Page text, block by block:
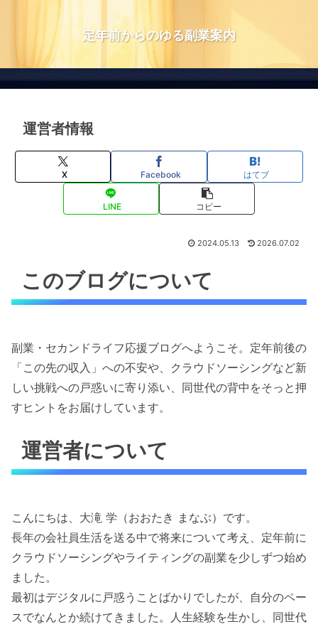
定年前からのゆる副業案内
運営者情報
X Facebook はてブ
LINE コピー
2024.05.13 2026.07.02
このブログについて
副業・セカンドライフ応援ブログへようこそ。定年前後の
「この先の収入」への不安や、クラウドソーシングなど新
しい挑戦への戸惑いに寄り添い、同世代の背中をそっと押
すヒントをお届けしています。
運営者について
こんにちは、大滝 学（おおたき まなぶ）です。
長年の会社員生活を送る中で将来について考え、定年前に
クラウドソーシングやライティングの副業を少しずつ始め
ました。
最初はデジタルに戸惑うことばかりでしたが、自分のペー
スでなんとか続けてきました。人生経験を生かし、同世代